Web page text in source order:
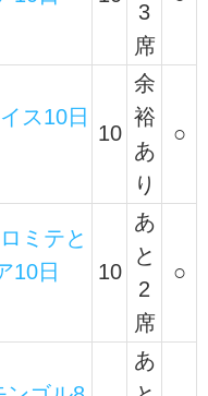
3
席
ス10日
10
余
裕
あ
り
○
ミテと
10日
10
あ
と
2
席
○
あ